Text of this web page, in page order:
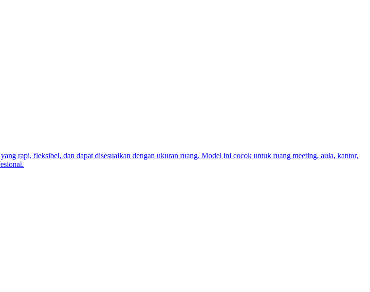
rapi, fleksibel, dan dapat disesuaikan dengan ukuran ruang. Model ini cocok untuk ruang meeting, aula, kantor,